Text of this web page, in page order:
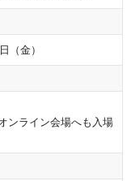
（金）
ンライン会場へも入場